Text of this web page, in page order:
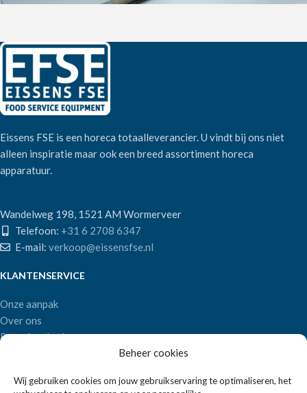
Beheer cookies
Wij gebruiken cookies om jouw gebruikservaring te optimaliseren, het
Eissens FSE is een horeca totaalleverancier. U vindt bij ons niet
alleen inspiratie maar ook een breed assortiment horeca
apparatuur.
Wandelweg 198, 1521 AM Wormerveer
Telefoon: +31 6 2708 6347
E-mail: verkoop@eissensfse.nl
KLANTENSERVICE
Onze aanpak
Over ons
Betaalmethoden